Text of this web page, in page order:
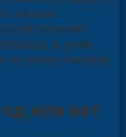
словом
означает
в днях
конец месяца.
или нет